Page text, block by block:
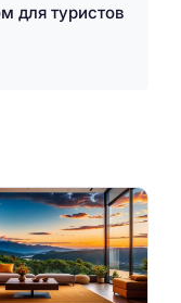
для туристов